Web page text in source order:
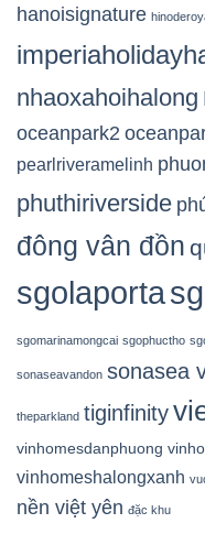
hanoisignature
nhaoxahoihalong
oceanpark2
pearlriveramelinh
phuthiriverside
đông vân đồn
sgolaporta
sgomarinamongcai sgophuctho
sonaseavandon sonasea
theparkland tiginfinity
vinhomesdanphuong
vinhomeshalongxanh
nền việt yên đặc khu